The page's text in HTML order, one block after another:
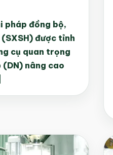
pháp đồng bộ,
được tỉnh
cụ quan trọng
nâng cao